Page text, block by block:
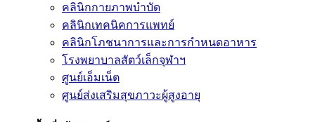
คลินิกกายภาพบำบัด
คลินิกเทคนิคการแพทย์
คลินิกโภชนาการและการกำหนดอาหาร
โรงพยาบาลสัตว์เล็กจุฬาฯ
ศูนย์เอ็มเน็ต
ศูนย์ส่งเสริมสุขภาวะผู้สูงอายุ